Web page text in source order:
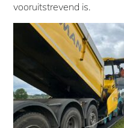
vooruitstrevend is.